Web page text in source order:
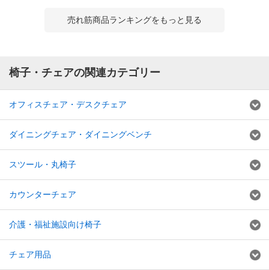
売れ筋商品ランキングをもっと見る
椅子・チェアの関連カテゴリー
オフィスチェア・デスクチェア
ダイニングチェア・ダイニングベンチ
スツール・丸椅子
カウンターチェア
介護・福祉施設向け椅子
チェア用品